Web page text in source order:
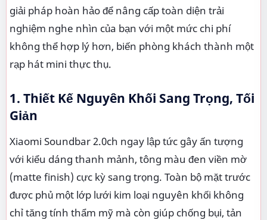
giải pháp hoàn hảo để nâng cấp toàn diện trải
nghiệm nghe nhìn của bạn với một mức chi phí
không thể hợp lý hơn, biến phòng khách thành một
rạp hát mini thực thụ.
1. Thiết Kế Nguyên Khối Sang Trọng, Tối
Giản
Xiaomi Soundbar 2.0ch ngay lập tức gây ấn tượng
với kiểu dáng thanh mảnh, tông màu đen viền mờ
(matte finish) cực kỳ sang trọng. Toàn bộ mặt trước
được phủ một lớp lưới kim loại nguyên khối không
chỉ tăng tính thẩm mỹ mà còn giúp chống bụi, tản